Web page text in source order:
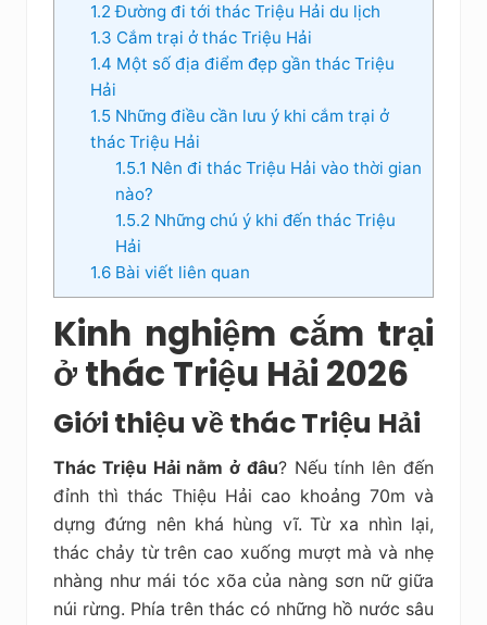
1.2 Đường đi tới thác Triệu Hải du lịch
1.3 Cắm trại ở thác Triệu Hải
1.4 Một số địa điểm đẹp gần thác Triệu
Hải
1.5Những điều cần lưu ý khi cắm trại ở
thác Triệu Hải
1.5.1 Nên đi thác Triệu Hải vào thời gian
nào?
1.5.2 Những chú ý khi đến thác Triệu
Hải
1.6Bài viết liên quan
Kinh nghiệm cắm trại
ở thác Triệu Hải 2026
Giới thiệu về thác Triệu Hải
Thác Triệu Hải nằm ở đâu? Nếu tính lên đến
đỉnh thì thác Thiệu Hải cao khoảng 70m và
dựng đứng nên khá hùng vĩ. Từ xa nhìn lại,
thác chảy từ trên cao xuống mượt mà và nhẹ
nhàng như mái tóc xõa của nàng sơn nữ giữa
núi rừng. Phía trên thác có những hồ nước sâu